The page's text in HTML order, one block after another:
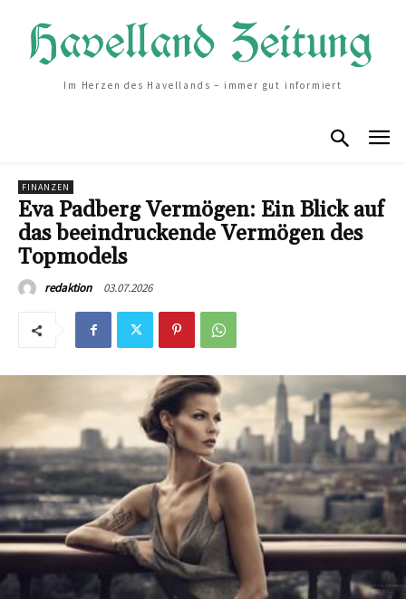
Im Herzen des Havellands – immer gut informiert
FINANZEN
Eva Padberg Vermögen: Ein Blick auf
das beeindruckende Vermögen des
Topmodels
redaktion 03.07.2026